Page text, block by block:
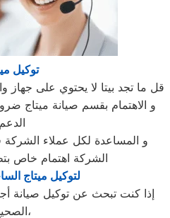
توكيل
قل ما تجد بيتا لا يحتوي على جهاز
و الاهتمام بقسم صيانة ميتاج
الدعم
و المساعدة لكل عملاء الشركة
الشركة اهتمام خاص
لتوكيل ميتاج
إذا كنت تبحث عن توكيل صيانة
الصحيح،